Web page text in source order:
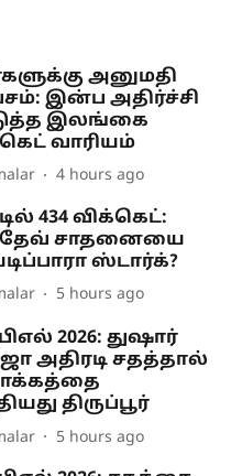
அனுமதி
இன்ப அதிர்ச்சி
இலங்கை
வாரியம்
4 hours ago
434 விக்கெட்:
சாதனையை
ஸ்டார்க்?
5 hours ago
2026: துஷார்
அதிரடி சதத்தால்
திருப்பூர்
5 hours ago